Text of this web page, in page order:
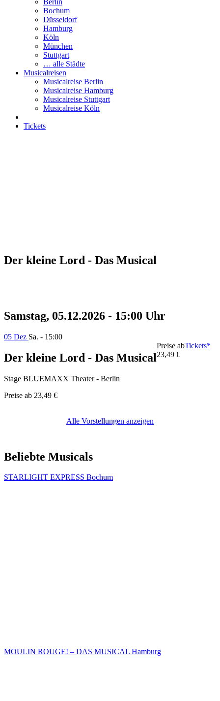
Berlin
Bochum
Düsseldorf
Hamburg
Köln
München
Stuttgart
… alle Städte
Musicalreisen
Musicalreise Berlin
Musicalreise Hamburg
Musicalreise Stuttgart
Musicalreise Köln
Tickets
Der kleine Lord - Das Musical
Samstag, 05.12.2026 - 15:00 Uhr
05 Dez Sa. - 15:00
Der kleine Lord - Das Musical
Stage BLUEMAXX Theater - Berlin
Preise ab 23,49 €
Preise ab
23,49 €
Tickets*
Alle Vorstellungen anzeigen
Beliebte Musicals
STARLIGHT EXPRESS Bochum
MOULIN ROUGE! – DAS MUSICAL Hamburg